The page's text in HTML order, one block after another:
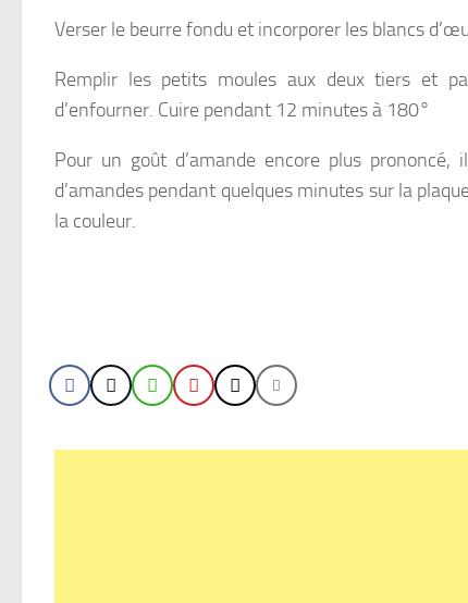
Verser le beurre fondu et incorporer les blancs
Remplir les petits moules aux deux tiers et
d’enfourner. Cuire pendant 12 minutes à 180°
Pour un goût d’amande encore plus
d’amandes pendant quelques minutes sur la
la couleur.